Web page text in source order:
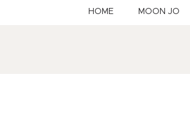
HOME MOON JO